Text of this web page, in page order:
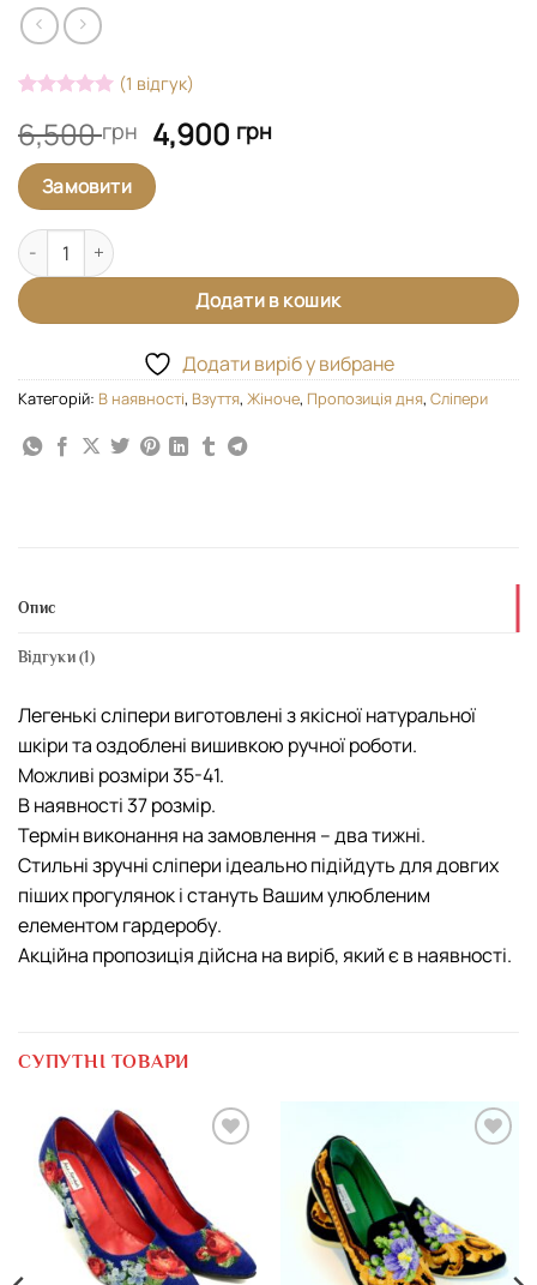
з 5 на
основі
опитування
покупця
(1 відгук)
6,500грн Оригінальна
ціна:
6,500 грн.
4,900 грнПоточна
Замовити
Сліпери "Оленка" кількість
Додати в кошик
Додати виріб у вибране
Категорій: В наявності, Взуття, Жіноче, Пропозиція дня, Сліпери
Опис
Відгуки (1)
Легенькі сліпери виготовлені з якісної натуральної
шкіри та оздоблені вишивкою ручної роботи.
Можливі розміри 35-41.
В наявності 37 розмір.
Термін виконання на замовлення – два тижні.
Стильні зручні сліпери ідеально підійдуть для довгих
піших прогулянок і стануть Вашим улюбленим
елементом гардеробу.
Акційна пропозиція дійсна на виріб, який є в наявності.
СУПУТНІ ТОВАРИ